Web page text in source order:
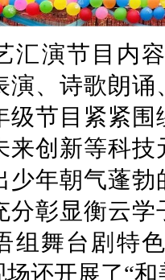
汇演节目内
演、诗歌朗
级节目紧紧
来创新等科
少年朝气蓬
分彰显衡云
组舞台剧特
还开展了“